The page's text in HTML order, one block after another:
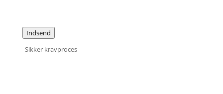
Indsend
Sikker kravproces